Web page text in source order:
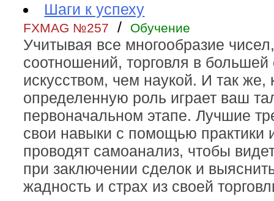
Шаги к успеху
FXMAG №257 / Обучение
Учитывая все многообразие
соотношений, торговля в большей
искусством, чем наукой. И так же,
определенную роль играет ваш
первоначальном этапе. Лучшие
свои навыки с помощью
проводят самоанализ, чтобы
при заключении сделок и
жадность и страх из своей